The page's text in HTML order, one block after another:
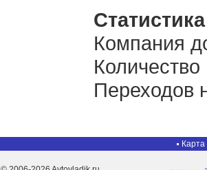
Компания
Переходов
Карта